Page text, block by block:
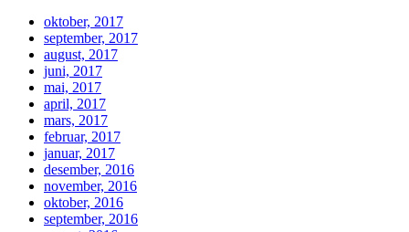
oktober, 2017
september, 2017
august, 2017
juni, 2017
mai, 2017
april, 2017
mars, 2017
februar, 2017
januar, 2017
desember, 2016
november, 2016
oktober, 2016
september, 2016